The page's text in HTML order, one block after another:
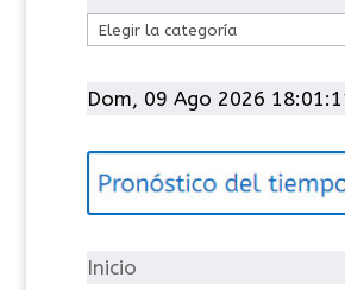
t
g
í
Dom, 09 Ago 2026
Inicio